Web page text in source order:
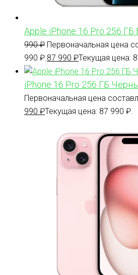
Apple iPhone 16 Pro 256 ГБ
990₽ Первоначальная цена
990 ₽. 87 990 ₽Текущая цена:
iPhone 16 Pro 256 ГБ
Первоначальная цена
990 ₽Текущая цена: 87 990 ₽.